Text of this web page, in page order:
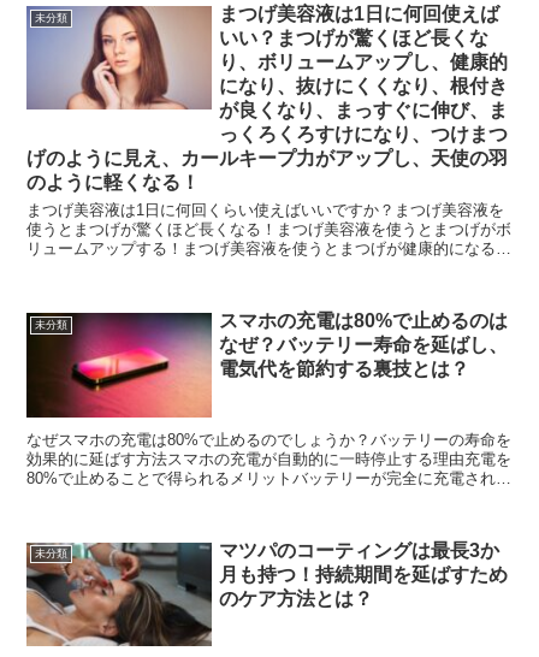
未分類
まつげ美容液は1日に何回使えば
いい？まつげが驚くほど長くな
り、ボリュームアップし、健康的
になり、抜けにくくなり、根付き
が良くなり、まっすぐに伸び、ま
っくろくろすけになり、つけまつ
げのように見え、カールキープ力がアップし、天使の羽
のように軽くなる！
まつげ美容液は1日に何回くらい使えばいいですか？まつげ美容液を
使うとまつげが驚くほど長くなる！まつげ美容液を使うとまつげがボ
リュームアップする！まつげ美容液を使うとまつげが健康的になる！
未分類
スマホの充電は80%で止めるのは
なぜ？バッテリー寿命を延ばし、
電気代を節約する裏技とは？
なぜスマホの充電は80%で止めるのでしょうか？バッテリーの寿命を
効果的に延ばす方法スマホの充電が自動的に一時停止する理由充電を
80%で止めることで得られるメリットバッテリーが完全に充電されて
未分類
マツパのコーティングは最長3か
月も持つ！持続期間を延ばすため
のケア方法とは？